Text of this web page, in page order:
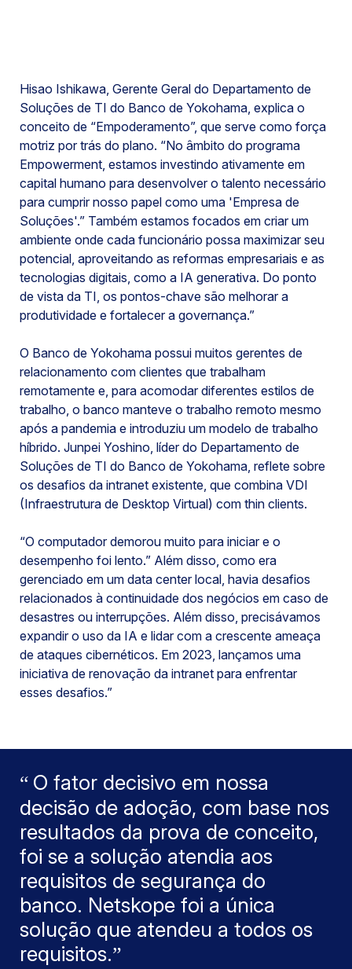
Hisao Ishikawa, Gerente Geral do Departamento de
Soluções de TI do Banco de Yokohama, explica o
conceito de “Empoderamento”, que serve como força
motriz por trás do plano. “No âmbito do programa
Empowerment, estamos investindo ativamente em
capital humano para desenvolver o talento necessário
para cumprir nosso papel como uma 'Empresa de
Soluções'.” Também estamos focados em criar um
ambiente onde cada funcionário possa maximizar seu
potencial, aproveitando as reformas empresariais e as
tecnologias digitais, como a IA generativa. Do ponto
de vista da TI, os pontos-chave são melhorar a
produtividade e fortalecer a governança.”
O Banco de Yokohama possui muitos gerentes de
relacionamento com clientes que trabalham
remotamente e, para acomodar diferentes estilos de
trabalho, o banco manteve o trabalho remoto mesmo
após a pandemia e introduziu um modelo de trabalho
híbrido. Junpei Yoshino, líder do Departamento de
Soluções de TI do Banco de Yokohama, reflete sobre
os desafios da intranet existente, que combina VDI
(Infraestrutura de Desktop Virtual) com thin clients.
“O computador demorou muito para iniciar e o
desempenho foi lento.” Além disso, como era
gerenciado em um data center local, havia desafios
relacionados à continuidade dos negócios em caso de
desastres ou interrupções. Além disso, precisávamos
expandir o uso da IA e lidar com a crescente ameaça
de ataques cibernéticos. Em 2023, lançamos uma
iniciativa de renovação da intranet para enfrentar
esses desafios.”
O fator decisivo em nossa
decisão de adoção, com base nos
resultados da prova de conceito,
foi se a solução atendia aos
requisitos de segurança do
banco. Netskope foi a única
solução que atendeu a todos os
requisitos.